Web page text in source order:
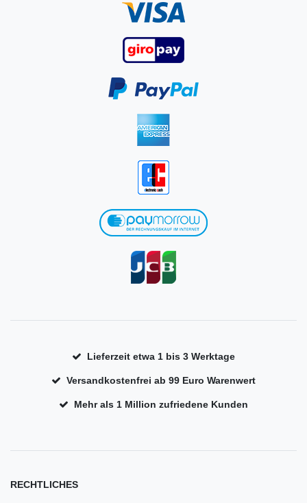
Lieferzeit etwa 1 bis 3 Werktage
Versandkostenfrei ab 99 Euro Warenwert
Mehr als 1 Million zufriedene Kunden
RECHTLICHES